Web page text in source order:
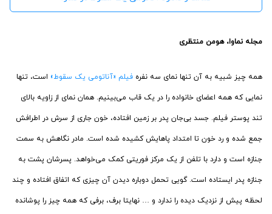
مجله نماوا، هومن منتظری
همه چیز شبیه به آن تنها نمای سه نفره فیلم «آناتومی یک سقوط» است، تنها
نمایی که همه اعضای خانواده را در یک قاب می‌بینیم. همان نمای از زاویه بالای
تند پوستر فیلم. جسد بی‌جان پدر بر زمین افتاده، خون جاری از سرش در اطرافش
جمع شده و رد خون تا امتداد پاهایش کشیده شده است. مادر نگاهش به سمت
جنازه است و دارد با تلفن از یک مرکز فوریتی کمک می‌خواهد. پسرشان پشت به
جنازه پدر ایستاده است. گویی تحمل دوباره دیدن آن چیزی که اتفاق افتاده و چند
لحظه پیش از نزدیک دیده را ندارد و … نهایتا برف، برفی که همه چیز را پوشانده